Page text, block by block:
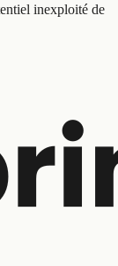
inexploité de